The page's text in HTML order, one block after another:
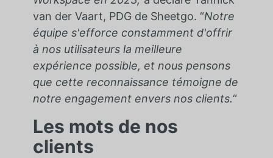
van der Vaart, PDG de Sheetgo. “Notre
équipe s'efforce constamment d'offrir
à nos utilisateurs la meilleure
expérience possible, et nous pensons
que cette reconnaissance témoigne de
notre engagement envers nos clients.“
Les mots de nos
clients